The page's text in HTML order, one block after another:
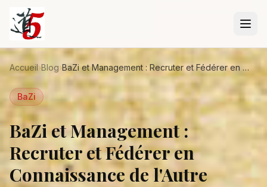
Aller au contenu principal
Accueil›Blog› BaZi et Management : Recruter et Fédérer en Connaissance de l'Autre
BaZi
BaZi et Management :
Recruter et Fédérer en
Connaissance de l'Autre